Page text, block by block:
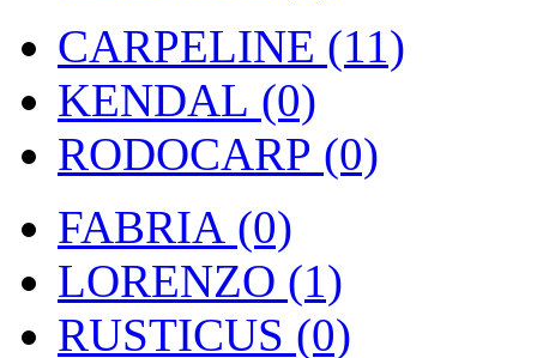
CARPELINE (11)
KENDAL (0)
RODOCARP (0)
FABRIA (0)
LORENZO (1)
RUSTICUS (0)